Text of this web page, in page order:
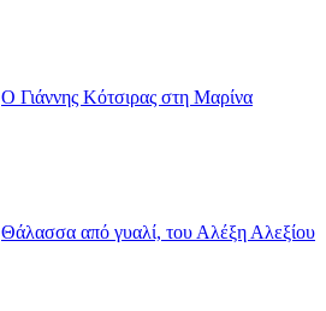
Ο Γιάννης Κότσιρας στη Μαρίνα
Θάλασσα από γυαλί, του Αλέξη Αλεξίου